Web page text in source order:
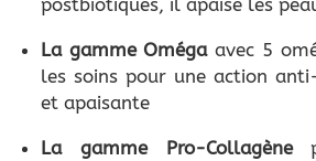
postbiotiques, il apaise les
La gamme Omégaavec 5
les soins pour une action
et apaisante
La gamme Pro-Collagène